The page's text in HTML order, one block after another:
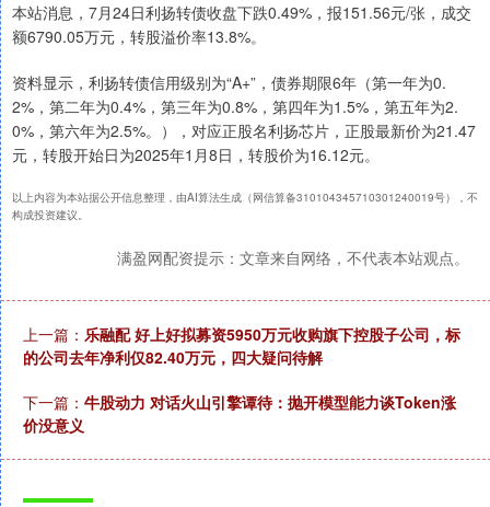
本站消息，7月24日利扬转债收盘下跌0.49%，报151.56元/张，成交
额6790.05万元，转股溢价率13.8%。
资料显示，利扬转债信用级别为“A+”，债券期限6年（第一年为0.
2%，第二年为0.4%，第三年为0.8%，第四年为1.5%，第五年为2.
0%，第六年为2.5%。），对应正股名利扬芯片，正股最新价为21.47
元，转股开始日为2025年1月8日，转股价为16.12元。
以上内容为本站据公开信息整理，由AI算法生成（网信算备310104345710301240019号），不
构成投资建议。
满盈网配资提示：文章来自网络，不代表本站观点。
上一篇： 乐融配 好上好拟募资5950万元收购旗下控股子公司，标
的公司去年净利仅82.40万元，四大疑问待解
下一篇： 牛股动力 对话火山引擎谭待：抛开模型能力谈Token涨
价没意义